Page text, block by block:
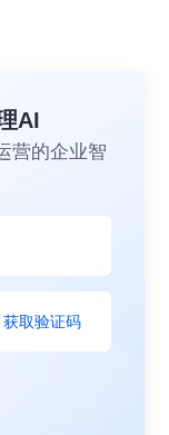
AI
营的企业智
获取验证码